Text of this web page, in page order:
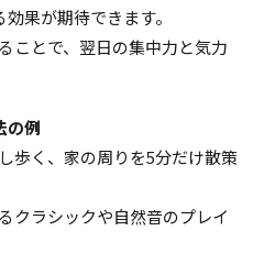
果が期待できます。
ことで、翌日の集中力と気力
の例
歩く、家の周りを5分だけ散策
クラシックや自然音のプレイ